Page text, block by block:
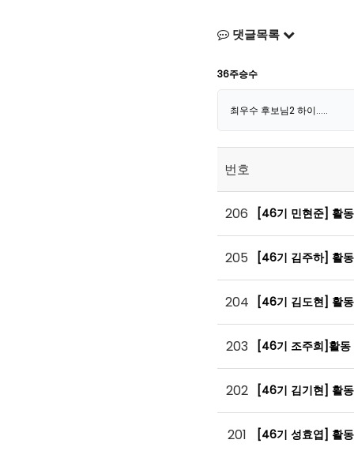
댓글목록
36주승수
최우수 후보님2 하이.....
번호
206 [46기 민현준] 활
205 [46기 김주하] 활
204 [46기 김도현] 활
203 [46기 조주희]활
202 [46기 김기현] 활
201 [46기 성효엽] 활